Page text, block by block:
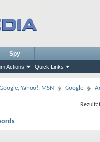
Actions Quick Links
Spy
Yahoo!, MSN Google